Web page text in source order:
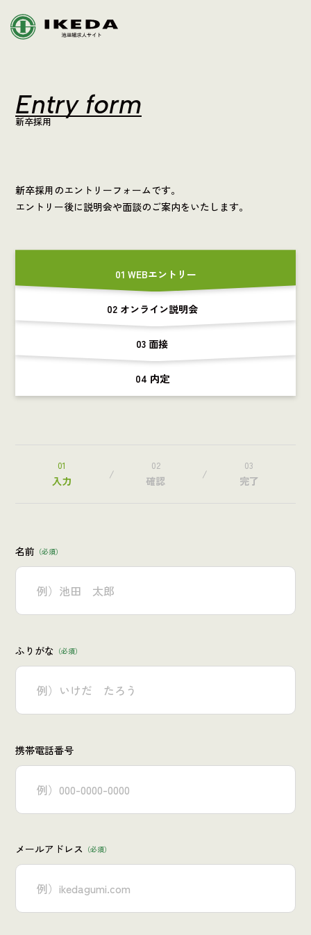
新卒採用
Entry form
新卒採用のエントリーフォームです。
エントリー後に説明会や面談のご案内をいたします。
01 WEBエントリー
02 オンライン説明会
03 面接
04 内定
01
入力
02
確認
03
完了
名前 （必須）
ふりがな （必須）
携帯電話番号
メールアドレス （必須）